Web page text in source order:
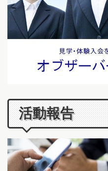
活動報告